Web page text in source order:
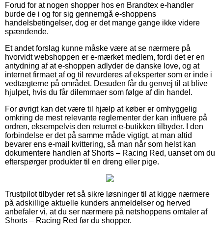
Forud for at nogen shopper hos en Brandtex e-handler
burde de i og for sig gennemgå e-shoppens
handelsbetingelser, dog er det mange gange ikke videre
spændende.
Et andet forslag kunne måske være at se nærmere på
hvorvidt webshoppen er e-mærket medlem, fordi det er en
antydning af at e-shoppen adlyder de danske love, og at
internet firmaet af og til revurderes af eksperter som er inde i
vedtægterne på området. Desuden får du genvej til at blive
hjulpet, hvis du får dilemmaer som følge af din handel.
For øvrigt kan det være til hjælp at køber er omhyggelig
omkring de mest relevante reglementer der kan influere på
ordren, eksempelvis den returret e-butikken tilbyder. I den
forbindelse er det på samme måde vigtigt, at man altid
bevarer ens e-mail kvittering, så man når som helst kan
dokumentere handlen af Shorts – Racing Red, uanset om du
efterspørger produkter til en dreng eller pige.
Trustpilot tilbyder ret så sikre løsninger til at kigge nærmere
på adskillige aktuelle kunders anmeldelser og herved
anbefaler vi, at du ser nærmere på netshoppens omtaler af
Shorts – Racing Red før du shopper.